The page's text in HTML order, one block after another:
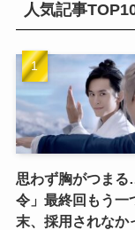
ブ
人気記事
思わず胸がつま
令」最終回もう一
末、採用されなか